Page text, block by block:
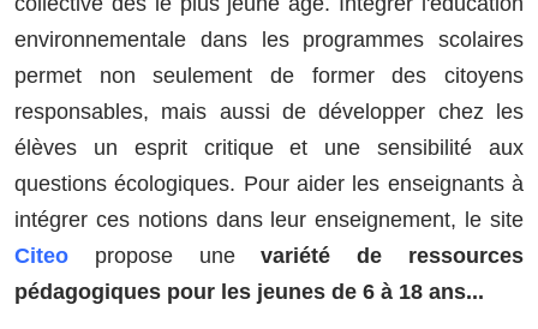
environnementale dans les programmes scolaires
permet non seulement de former des citoyens
responsables, mais aussi de développer chez les
élèves un esprit critique et une sensibilité aux
questions écologiques. Pour aider les enseignants à
intégrer ces notions dans leur enseignement, le site
Citeo propose unevariété de ressources
pédagogiques pour les jeunes de 6 à 18 ans...